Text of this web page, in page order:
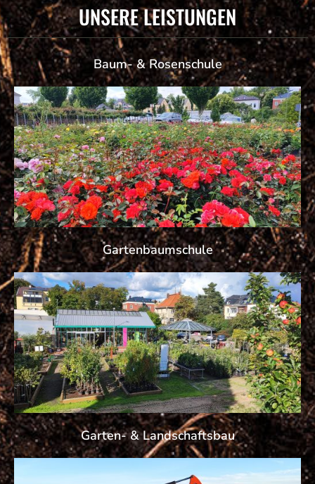
UNSERE LEISTUNGEN
Baum- & Rosenschule
Gartenbaumschule
Garten- & Landschaftsbau